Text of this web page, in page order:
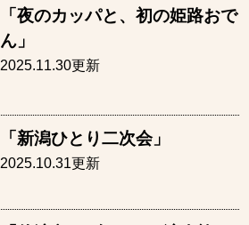
「夜のカッパと、初の姫路おで
ん」
2025.11.30更新
「新潟ひとり二次会」
2025.10.31更新